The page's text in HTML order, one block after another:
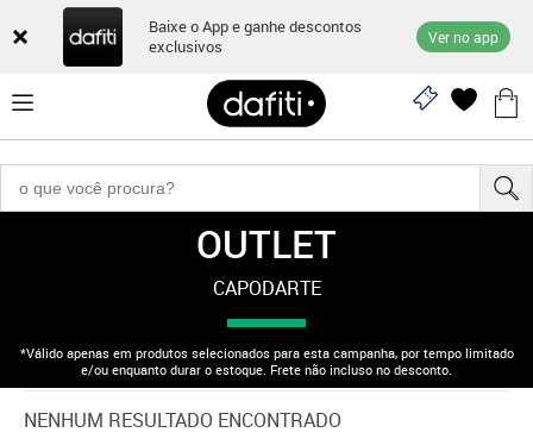
Baixe o App e ganhe descontos
exclusivos
Ver no app
OUTLET
CAPODARTE
*Válido apenas em produtos selecionados para esta campanha, por tempo limitado
e/ou enquanto durar o estoque. Frete não incluso no desconto.
NENHUM RESULTADO ENCONTRADO